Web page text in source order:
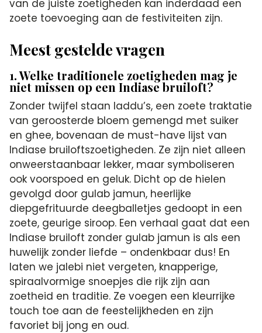
van de juiste zoetigheden kan inderdaad een
zoete toevoeging aan de festiviteiten zijn.
Meest gestelde vragen
1. Welke traditionele zoetigheden mag je
niet missen op een Indiase bruiloft?
Zonder twijfel staan laddu’s, een zoete traktatie
van geroosterde bloem gemengd met suiker
en ghee, bovenaan de must-have lijst van
Indiase bruiloftszoetigheden. Ze zijn niet alleen
onweerstaanbaar lekker, maar symboliseren
ook voorspoed en geluk. Dicht op de hielen
gevolgd door gulab jamun, heerlijke
diepgefrituurde deegballetjes gedoopt in een
zoete, geurige siroop. Een verhaal gaat dat een
Indiase bruiloft zonder gulab jamun is als een
huwelijk zonder liefde – ondenkbaar dus! En
laten we jalebi niet vergeten, knapperige,
spiraalvormige snoepjes die rijk zijn aan
zoetheid en traditie. Ze voegen een kleurrijke
touch toe aan de feestelijkheden en zijn
favoriet bij jong en oud.